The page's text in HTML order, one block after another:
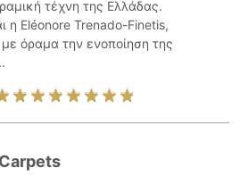
τέχνη της Ελλάδας.
η Eléonore Trenado-Finetis,
με όραμα την ενοποίηση της